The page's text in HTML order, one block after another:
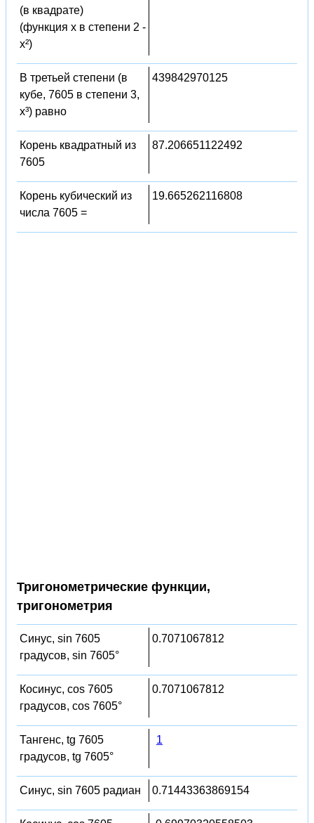
(в квадрате)
(функция x в степени 2 -
x²)
В третьей степени (в
кубе, 7605 в степени 3,
x³) равно
439842970125
Корень квадратный из
7605
87.206651122492
Корень кубический из
числа 7605 =
19.665262116808
Тригонометрические функции,
тригонометрия
Синус, sin 7605
градусов, sin 7605°
0.7071067812
Косинус, cos 7605
градусов, cos 7605°
0.7071067812
Тангенс, tg 7605
градусов, tg 7605°
1
Синус, sin 7605 радиан 0.71443363869154